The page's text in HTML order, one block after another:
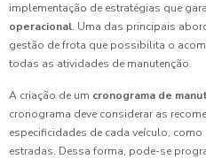
implementação de estratégias que
operacional. Uma das principais
gestão de frota que possibilita o
todas as atividades de manutenção.
A criação de um cronograma de
cronograma deve considerar as
especificidades de cada veículo,
estradas. Dessa forma, pode-se